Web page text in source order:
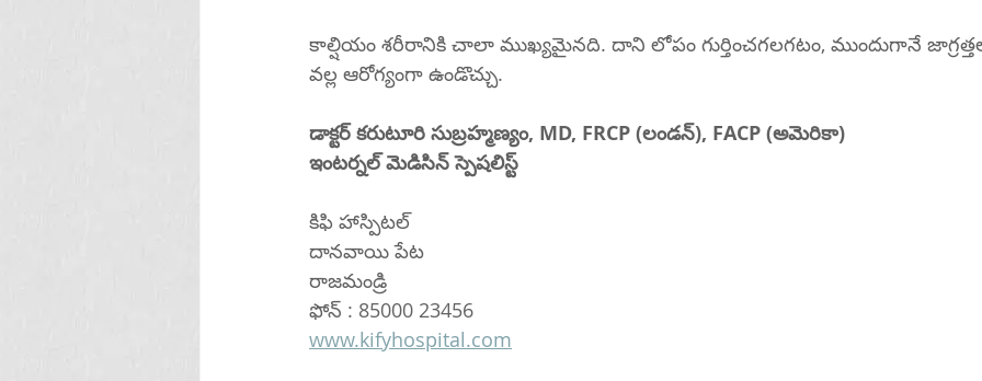
కాల్షియం శరీరానికి చాలా ముఖ్యమైనది. దాని లోపం గుర్తించగలగటం, ముందుగానే
వల్ల ఆరోగ్యంగా ఉండొచ్చు.
డాక్టర్ కరుటూరి సుబ్రహ్మణ్యం, MD, FRCP (లండన్), FACP (అమెరికా)
ఇంటర్నల్ మెడిసిన్ స్పెషలిస్ట్
కిఫి హాస్పిటల్
దానవాయి పేట
రాజమండ్రి
ఫోన్ : 85000 23456
www.kifyhospital.com